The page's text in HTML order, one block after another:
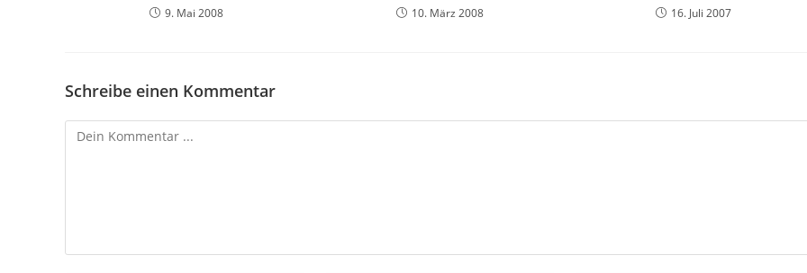
9. Mai 2008 10. März 2008 16. Juli 2007
Schreibe einen Kommentar
Kommentieren